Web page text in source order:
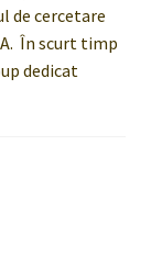
de cercetare
În scurt timp
dedicat